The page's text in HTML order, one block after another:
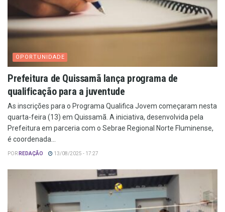
OPORTUNIDADE
Prefeitura de Quissamã lança programa de
qualificação para a juventude
As inscrições para o Programa Qualifica Jovem começaram nesta
quarta-feira (13) em Quissamã. A iniciativa, desenvolvida pela
Prefeitura em parceria com o Sebrae Regional Norte Fluminense,
é coordenada...
POR REDAÇÃO 13/08/2025 - 17:27